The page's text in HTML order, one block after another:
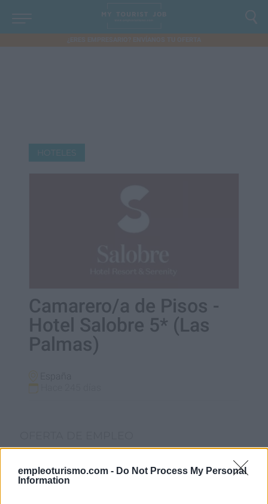
empleoturismo.com - Do Not Process My Personal
Information
HOTELES
Camarero/a de Pisos -
Hotel Salobre 5* (Las
Palmas)
¿Qué buscamos?